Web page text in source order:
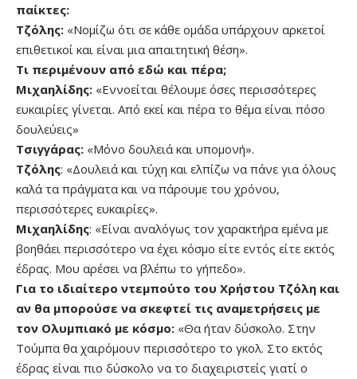
παίκτες:
Τζόλης: «Νομίζω ότι σε κάθε ομάδα υπάρχουν αρκετοί
επιθετικοί και είναι μια απαιτητική θέση».
Τι περιμένουν από εδώ και πέρα;
Μιχαηλίδης: «Εννοείται θέλουμε όσες περισσότερες
ευκαιρίες γίνεται. Από εκεί και πέρα το θέμα είναι πόσο
δουλεύεις»
Τσιγγάρας: «Μόνο δουλειά και υπομονή».
Τζόλης: «Δουλειά και τύχη και ελπίζω να πάνε για όλους
καλά τα πράγματα και να πάρουμε του χρόνου,
περισσότερες ευκαιρίες».
Μιχαηλίδης: «Είναι αναλόγως τον χαρακτήρα εμένα με
βοηθάει περισσότερο να έχει κόσμο είτε εντός είτε εκτός
έδρας. Μου αρέσει να βλέπω το γήπεδο».
Για το ιδιαίτερο ντεμπούτο του Χρήστου Τζόλη και
αν θα μπορούσε να σκεφτεί τις αναμετρήσεις με
τον Ολυμπιακό με κόσμο: «Θα ήταν δύσκολο. Στην
Τούμπα θα χαιρόμουν περισσότερο το γκολ. Στο εκτός
έδρας είναι πιο δύσκολο να το διαχειριστείς γιατί ο